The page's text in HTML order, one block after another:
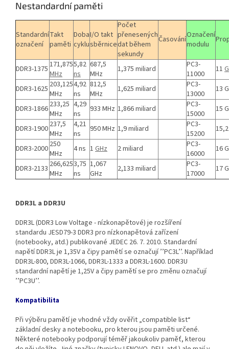
Nestandardní paměti
Standardní
označení
Takt
paměti
Doba
cyklu
I/O takt
sběrnice
Počet
přenesených
dat během
sekundy
ČasováníOznačení
modulu
DDR3-1375 171,875
MHz
5,82
ns
687,5
MHz
1,375 miliard
PC3-
11000
11
DDR3-1625 203,125
MHz
4,92
ns
812,5
MHz
1,625 miliard
PC3-
13000
13
DDR3-1866 233,25
MHz
4,29
ns
933 MHz 1,866 miliard
PC3-
15000
15
DDR3-1900 237,5
MHz
4,21
ns
950 MHz 1,9 miliard
PC3-
15200
DDR3-2000 250
MHz
4 ns 1 GHz 2 miliard
PC3-
16000
16
DDR3-2133 266,625
MHz
3,75
ns
1,067
GHz
2,133 miliard
PC3-
17000
17
DDR3L a DDR3U
DDR3L (DDR3 Low Voltage - nízkonapětové) je rozšíření
standardu JESD79-3 DDR3 pro nízkonapětová zařízení
(notebooky, atd.) publikované JEDEC 26. 7. 2010. Standardní
napětí DDR3L je 1,35V a čipy pamětí se označují ’’PC3L’’. Například
DDR3L‐800, DDR3L‐1066, DDR3L‐1333 a DDR3L‐1600. DDR3U
standardní napětí je 1,25V a čipy pamětí se pro změnu označují
’’PC3U’’.
Kompatibilita
Při výběru pamětí je vhodné vždy ověřit „compatible list“
základní desky a notebooku, pro kterou jsou paměti určené.
Některé notebooky podporují téměř jakoukoliv paměť, kterou